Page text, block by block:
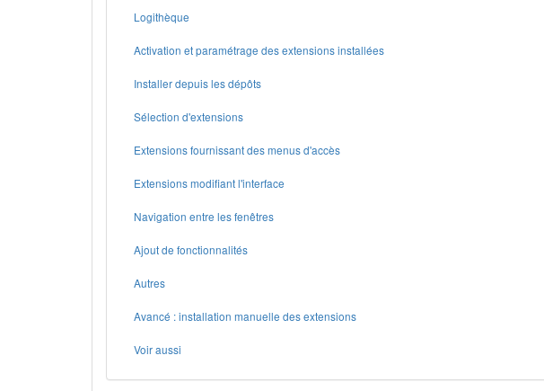
Logithèque
Activation et paramétrage des extensions installées
Installer depuis les dépôts
Sélection d'extensions
Extensions fournissant des menus d'accès
Extensions modifiant l'interface
Navigation entre les fenêtres
Ajout de fonctionnalités
Autres
Avancé : installation manuelle des extensions
Voir aussi